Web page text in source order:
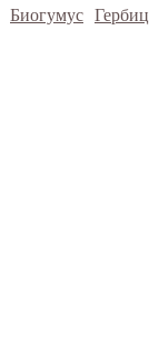
Биогумус